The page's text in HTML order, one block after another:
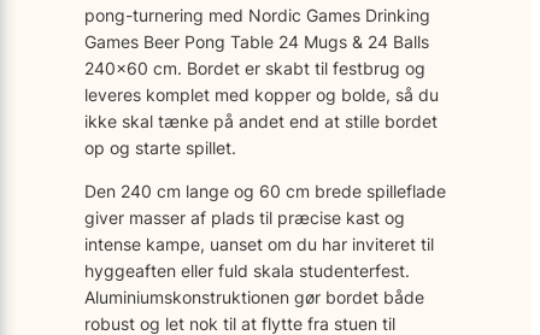
pong-turnering med Nordic Games Drinking
Games Beer Pong Table 24 Mugs & 24 Balls
240×60 cm. Bordet er skabt til festbrug og
leveres komplet med kopper og bolde, så du
ikke skal tænke på andet end at stille bordet
op og starte spillet.
Den 240 cm lange og 60 cm brede spilleflade
giver masser af plads til præcise kast og
intense kampe, uanset om du har inviteret til
hyggeaften eller fuld skala studenterfest.
Aluminiumskonstruktionen gør bordet både
robust og let nok til at flytte fra stuen til